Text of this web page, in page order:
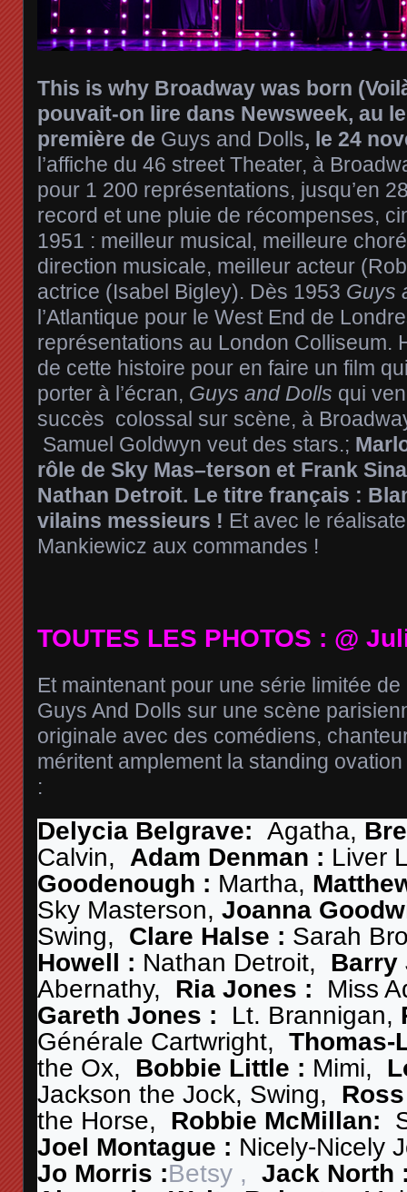
This is why Broadway was born
pouvait-on lire dans Newsweek, au
première de Guys and Dolls, le 24
l’affiche du 46 street Theater, à
pour 1 200 représentations, jusqu’en
record et une pluie de récompenses,
1951 : meilleur musical, meilleure
direction musicale, meilleur acteur
actrice (Isabel Bigley). Dès 1953 Guys
l’Atlantique pour le West End de
représentations au London Colliseum.
de cette histoire pour en faire un film
porter à l’écran, Guys and Dolls qui
succès colossal sur scène, à
Samuel Goldwyn veut des stars.;
rôle de Sky Mas–terson et Frank
Nathan Detroit. Le titre français :
vilains messieurs ! Et avec le
Mankiewicz aux commandes !
TOUTES LES PHOTOS : @
Et maintenant pour une série limitée
Guys And Dolls sur une scène
originale avec des comédiens,
méritent amplement la standing
:
Delycia Belgrave: Agatha,
Calvin, Adam Denman : Liver
Goodenough : Martha,
Sky Masterson, Joanna
Swing, Clare Halse : Sarah
Howell : Nathan Detroit, Barry
Abernathy, Ria Jones : Miss
Gareth Jones : Lt. Brannigan,
Générale Cartwright,
the Ox, Bobbie Little : Mimi,
Jackson the Jock, Swing,
the Horse, Robbie McMillan:
Joel Montague : Nicely-Nicely
Jo Morris :Betsy , Jack North